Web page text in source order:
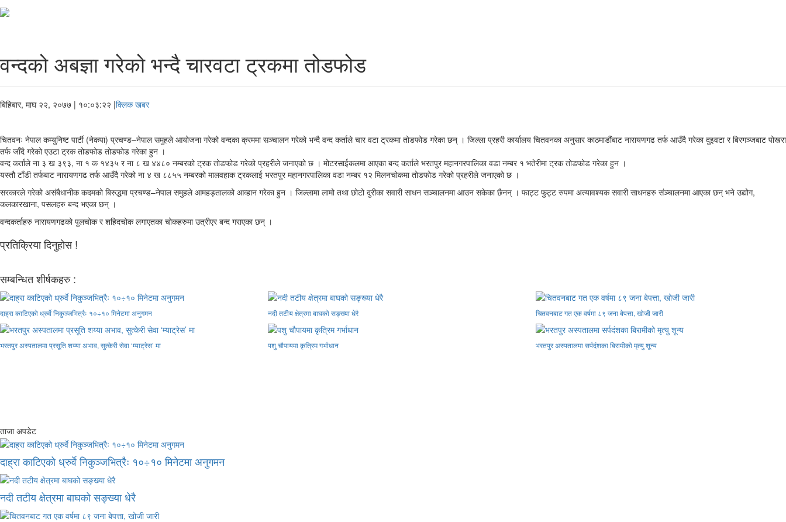
वन्दको अबज्ञा गरेको भन्दै चारवटा ट्रकमा तोडफोड
बिहिबार, माघ २२, २०७७ | १०:०३:२२ |क्लिक खबर
चितवनः नेपाल कम्युनिष्ट पार्टी (नेकपा) प्रचण्ड–नेपाल समुहले आयोजना गरेको वन्दका क्रममा सञ्चालन गरेको भन्दै वन्द कर्ताले चार वटा ट्रकमा तोडफोड गरेका छन् । जिल्ला प्रहरी कार्यालय चितवनका अनुसार काठमाडौंबाट नारायणगढ तर्फ आउँदै गरेका दुइवटा र बिरगञ्जबाट पोखरा
तर्फ जाँदै गरेको एउटा ट्रक तोडफोड तोडफोड गरेका हुन ।
वन्द कर्ताले ना ३ ख ३९३, ना १ क १४३५ र ना ८ ख ४४८० नम्बरको ट्रक तोडफोड गरेको प्रहरीले जनाएको छ । मोटरसाईकलमा आएका बन्द कर्ताले भरतपुर महानगरपालिका वडा नम्बर १ भतेरीमा ट्रक तोडफोड गरेका हुन ।
यस्तौ टाँडी तर्फबाट नारायणगढ तर्फ आउँदै गरेको ना ४ ख ८८५५ नम्बरको मालवहाक ट्रकलाई भरतपुर महानगरपालिका वडा नम्बर १२ मिलनचोकमा तोडफोड गरेको प्रहरीले जनाएको छ ।
सरकारले गरेको असंबैधानीक कदमको बिरुद्धमा प्रचण्ड–नेपाल समुहले आमहड्तालको आव्हान गरेका हुन । जिल्लामा लामो तथा छोटो दुरीका सवारी साधन सञ्चालनमा आउन सकेका छैनन् । फाट्ट फुट्ट रुपमा अत्यावश्यक सवारी साधनहरु संञ्चालनमा आएका छन् भने उद्योग,
कलकारखाना, पसलहरु बन्द भएका छन् ।
वन्दकर्ताहरु नारायणगढको पुलचोक र शहिदचोक लगाएतका चोकहरुमा उत्रीएर बन्द गराएका छन् ।
प्रतिक्रिया दिनुहोस !
सम्बन्धित शीर्षकहरु :
दाह्रा काटिएको ध्रुर्वे निकुञ्जभित्रैः १०÷१० मिनेटमा अनुगमन नदी तटीय क्षेत्रमा बाघको सङ्ख्या धेरै चितवनबाट गत एक वर्षमा ८९ जना बेपत्ता, खोजी जारी
भरतपुर अस्पतालमा प्रसूति शय्या अभाव, सुत्केरी सेवा ‘म्याट्रेस’ मा पशु चौपायमा कृत्रिम गर्भाधान भरतपुर अस्पतालमा सर्पदंशका बिरामीको मृत्यु शून्य
ताजा अपडेट
दाह्रा काटिएको ध्रुर्वे निकुञ्जभित्रैः १०÷१० मिनेटमा अनुगमन
नदी तटीय क्षेत्रमा बाघको सङ्ख्या धेरै